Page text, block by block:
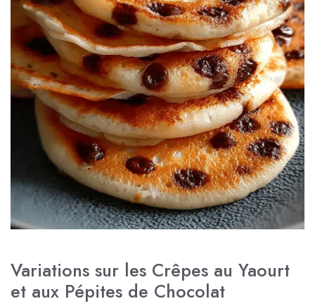
Variations sur les Crêpes au Yaourt
et aux Pépites de Chocolat